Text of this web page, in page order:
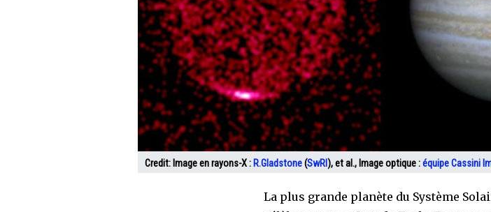
Credit: Image en rayons-X : R.Gladstone(SwRI ), et al., Image optique :équipe Cassini
La plus grande planète du Système